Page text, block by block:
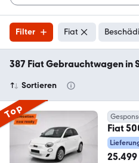
Filter Fiat
387 Fiat Gebrauchtwagen in
Sortieren
Top
Fiat